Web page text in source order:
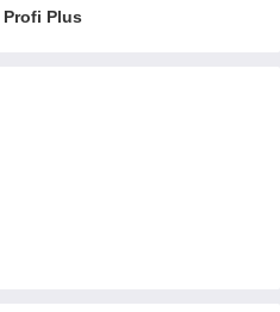
Profi Plus